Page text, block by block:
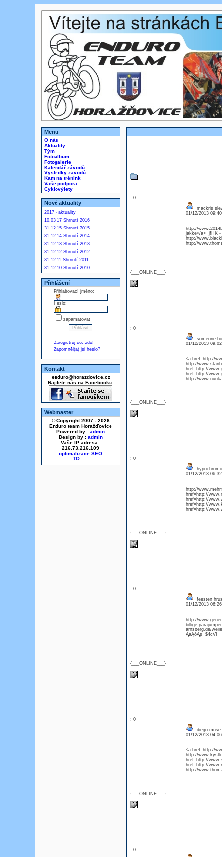
Menu
O nás
Aktuality
Tým
Fotoalbum
Fotogalerie
Kalendář závodů
Výsledky závodů
Kam na trénink
Vaše podpora
Cyklovýlety
Nové aktuality
2017 - aktuality
10.03.17 Shrnutí 2016
31.12.15 Shrnutí 2015
31.12.14 Shrnutí 2014
31.12.13 Shrnutí 2013
31.12.12 Shrnutí 2012
31.12.11 Shrnutí 2011
31.12.10 Shrnutí 2010
Přihlášení
Přihlašovací jméno:
Heslo:
zapamatovat
Zaregistruj se, zde!
Zapomněl(a) jsi heslo?
Kontakt
enduro@horazdovice.cz
Najdete nás na Facebooku:
Webmaster
© Copyright 2007 - 2026
Enduro team Horažďovice
Powered by : admin
Design by : admin
Vaše IP adresa :
216.73.216.109
optimalizace SEO
: 0
{___ONLINE___}
mackris
01/12/2013
http://
jakke</a> jfHK -
http://
http://
: 0
{___ONLINE___}
someone
01/12/2013
<a href=http://
http://
href=http://
href=http://
http://
: 0
{___ONLINE___}
01/12/2013
http://
href=http://
href=http://
href=http://
href=http://
: 0
{___ONLINE___}
feesten
01/12/2013
http://
billige
arnsberg.de/
ĄáĄóĄş $4cVI
: 0
{___ONLINE___}
diego mnse
01/12/2013
<a href=http://
http://
href=http://
href=http://
http://
: 0